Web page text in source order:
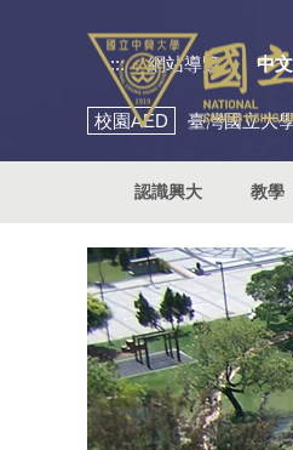
::: 網站導覽 中
校園AED 臺灣國立大
認識興大 教學